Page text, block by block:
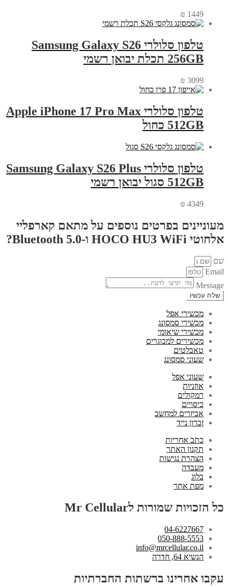
₪ 1449
טלפון סלולרי Samsung Galaxy S26
256GB תכלת יבואן רשמי
₪ 3099
טלפון סלולרי Apple iPhone 17 Pro Max
512GB כחול
טלפון סלולרי Samsung Galaxy S26 Plus
512GB סגול יבואן רשמי
₪ 4349
מעוניינים בפרטים נוספים על מתאם קארפליי
אלחוטי HOCO HU3 WiFi ו-Bluetooth 5.0?
שם
Email
Message
שלח עכשיו
מכשירי אפל
מכשירי סמסונג
מכשירי שיאומי
מכשירים למבוגרים
טאבלטים
שעוני סמסונג
שעוני אפל
אוזניות
רמקולים
כיסויים
אביזרים למחשב
זכרון נייד
כתב אחריות
תקנון האתר
הצהרת נגישות
מעבדה
בלוג
מפת אתר
כל הזכויות שמורות לMr Cellular
04-6227667
050-888-5553
info@mrcellular.co.il
הנשיא 64, חדרה
עקבו אחרינו ברשתות החברתיות